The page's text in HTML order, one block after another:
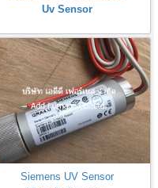
Uv Sensor
Siemens UV Sensor